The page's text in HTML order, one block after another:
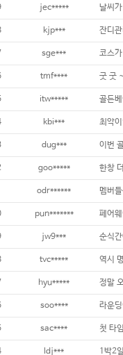
jec*****
kjp***
sge*** 코스
tmf**** 굿 굿
itw***** 골든
kbi***
dug***
goo*****
odr******
pun*******
jw9***
tvc*****
hyu*****
soo****
sac****
ldj*** 1박2